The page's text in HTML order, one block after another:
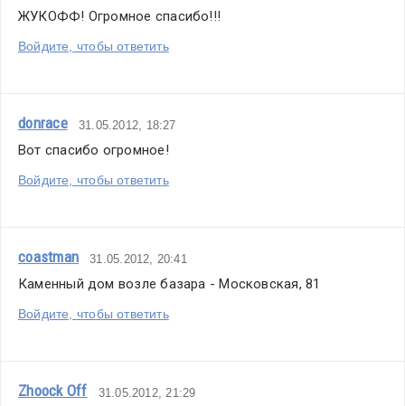
ЖУКОФФ! Огромное спасибо!!!
Войдите, чтобы ответить
donrace 31.05.2012, 18:27
Вот спасибо огромное!
Войдите, чтобы ответить
coastman 31.05.2012, 20:41
Каменный дом возле базара - Московская, 81
Войдите, чтобы ответить
Zhoock Off 31.05.2012, 21:29